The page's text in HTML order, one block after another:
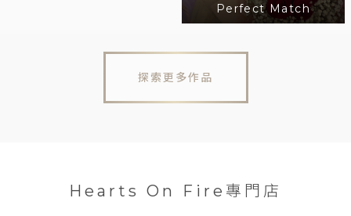
Perfect Match
探索更多作品
Hearts On Fire專門店